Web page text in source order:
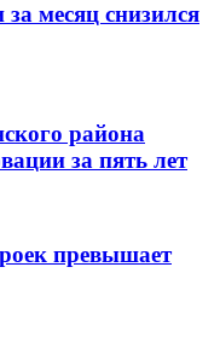
месяц снизился
района
за пять лет
превышает